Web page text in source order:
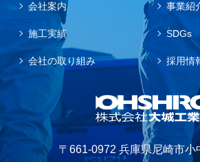
会社案内 事業紹
施工実績 SDGs
会社の取り組み 採用情
〒661-0972 兵庫県尼崎市小